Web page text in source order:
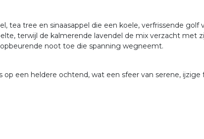
tea tree en sinaasappel die een koele, verfrissende
terwijl de kalmerende lavendel de mix verzacht met
noot toe die spanning wegneemt.
een heldere ochtend, wat een sfeer van serene, ijzige